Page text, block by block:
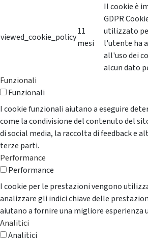
viewed_cookie_policy
11
mesi
Il cookie è
GDPR
utilizzato
l'utente ha
all'uso dei
alcun dato
Funzionali
Funzionali
I cookie funzionali aiutano a eseguire
come la condivisione del contenuto del
di social media, la raccolta di feedback e
terze parti.
Performance
Performance
I cookie per le prestazioni vengono
analizzare gli indici chiave delle
aiutano a fornire una migliore
Analitici
Analitici